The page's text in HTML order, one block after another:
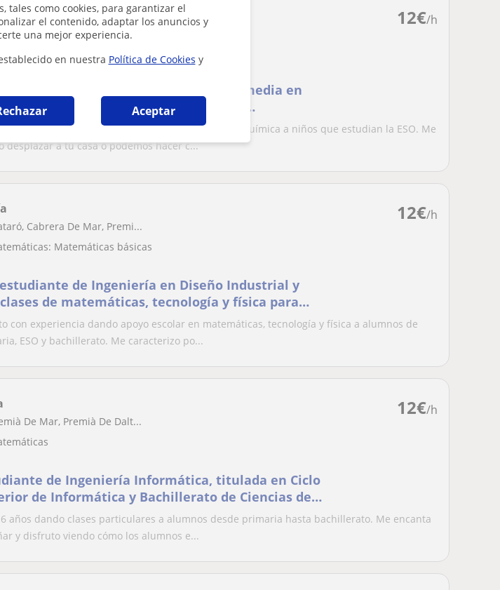
tales como cookies, para garantizar el
el contenido, adaptar los anuncios y
una mejor experiencia.
en nuestra Política de Cookies y
Aceptar
12€/h
Isabella
De Mar, Premià De Dalt...
de ingeniería química con una media en
de 8,5. Mi especialidad son las
y la química.
experiencia dando clases de matemáticas, física y química a niños que estudian la ESO. Me
desplazar a tu casa o podemos hacer c...
12€/h
Cabrera De Mar, Premi...
Matemáticas básicas
estudiante de Ingeniería en Diseño Industrial y
de matemáticas, tecnología y física para
ESO y bachi.
con experiencia dando apoyo escolar en matemáticas, tecnología y física a alumnos de
ESO y bachillerato. Me caracterizo po...
12€/h
De Mar, Premià De Dalt...
de Ingeniería Informática, titulada en Ciclo
de Informática y Bachillerato de Ciencias de
6 años dando clases particulares a alumnos desde primaria hasta bachillerato. Me encanta
y disfruto viendo cómo los alumnos e...